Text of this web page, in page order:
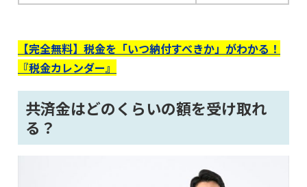
【完全無料】税金を「いつ納付すべきか」がわかる！
『税金カレンダー』
共済金はどのくらいの額を受け取れ
る？